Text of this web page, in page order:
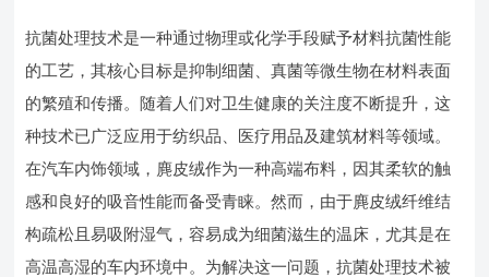
抗菌处理技术是一种通过物理或化学手段赋予材料抗菌性能
的工艺，其核心目标是抑制细菌、真菌等微生物在材料表面
的繁殖和传播。随着人们对卫生健康的关注度不断提升，这
种技术已广泛应用于纺织品、医疗用品及建筑材料等领域。
在汽车内饰领域，麂皮绒作为一种高端布料，因其柔软的触
感和良好的吸音性能而备受青睐。然而，由于麂皮绒纤维结
构疏松且易吸附湿气，容易成为细菌滋生的温床，尤其是在
高温高湿的车内环境中。为解决这一问题，抗菌处理技术被